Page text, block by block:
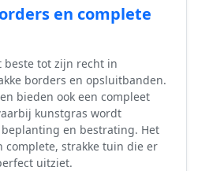
en complete
beste tot zijn recht in
borders en opsluitbanden.
bieden ook een compleet
kunstgras wordt
en bestrating. Het
complete, strakke tuin die er
uitziet.